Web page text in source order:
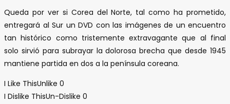
Queda por ver si Corea del Norte, tal como ha prometido,
entregará al Sur un DVD con las imágenes de un encuentro
tan histórico como tristemente extravagante que al final
solo sirvió para subrayar la dolorosa brecha que desde 1945
mantiene partida en dos a la península coreana.
I Like ThisUnlike 0
I Dislike ThisUn-Dislike 0